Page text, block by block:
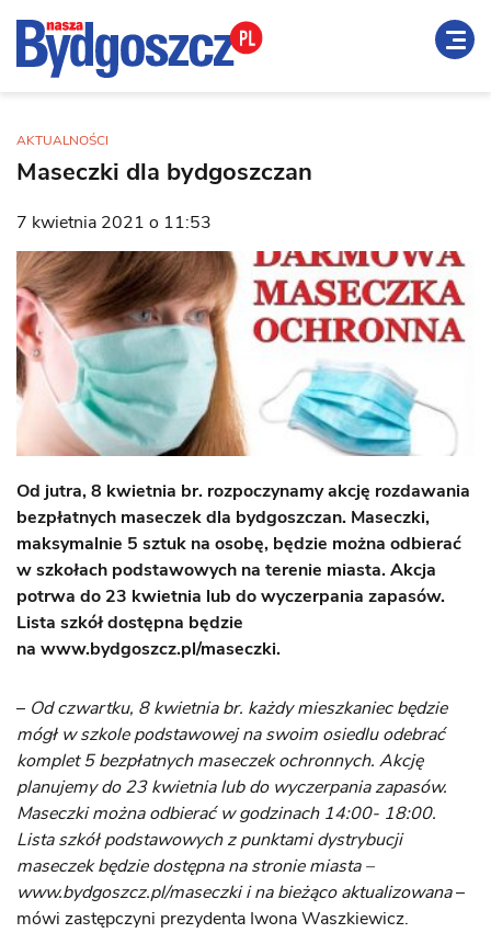
AKTUALNOŚCI
Maseczki dla bydgoszczan
7 kwietnia 2021 o 11:53
Od jutra, 8 kwietnia br. rozpoczynamy akcję rozdawania
bezpłatnych maseczek dla bydgoszczan. Maseczki,
maksymalnie 5 sztuk na osobę, będzie można odbierać
w szkołach podstawowych na terenie miasta. Akcja
potrwa do 23 kwietnia lub do wyczerpania zapasów.
Lista szkół dostępna będzie
na www.bydgoszcz.pl/maseczki.
– Od czwartku, 8 kwietnia br. każdy mieszkaniec będzie
mógł w szkole podstawowej na swoim osiedlu odebrać
komplet 5 bezpłatnych maseczek ochronnych. Akcję
planujemy do 23 kwietnia lub do wyczerpania zapasów.
Maseczki można odbierać w godzinach 14:00- 18:00.
Lista szkół podstawowych z punktami dystrybucji
maseczek będzie dostępna na stronie miasta –
www.bydgoszcz.pl/maseczki i na bieżąco aktualizowana–
mówi zastępczyni prezydenta Iwona Waszkiewicz.